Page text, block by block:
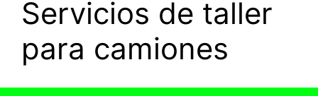
Servicios de taller
para camiones